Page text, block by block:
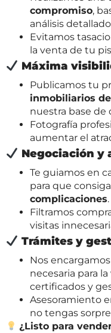
compromiso,
análisis
Evitamos
la venta de tu
Máxima
Publicamos tu
inmobiliarios
nuestra base de
Fotografía
aumentar el
Negociación y
Te guiamos en
para que
complicaciones.
Filtramos
visitas
Trámites y
Nos
necesaria para
certificados y
Asesoramiento
no tengas
¿Listo para